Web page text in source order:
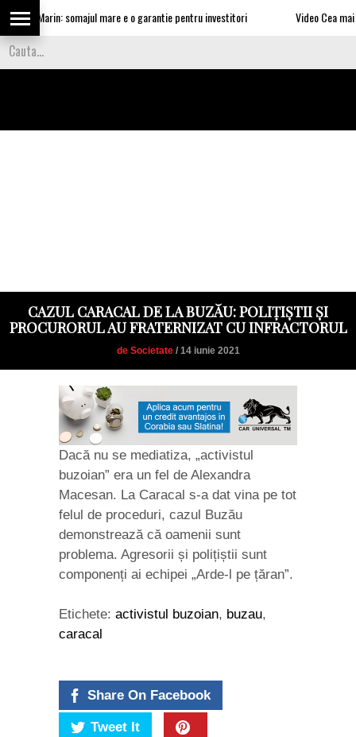
Marin: somajul mare e o garantie pentru investitori Video Cea mai
CAZUL CARACAL DE LA BUZĂU: POLIȚIȘTII ȘI
PROCURORUL AU FRATERNIZAT CU INFRACTORUL
de Societate/ 14 iunie 2021
Dacă nu se mediatiza, „activistul
buzoian” era un fel de Alexandra
Macesan. La Caracal s-a dat vina pe tot
felul de proceduri, cazul Buzău
demonstrează că oamenii sunt
problema. Agresorii și polițiștii sunt
componenți ai echipei „Arde-l pe țăran”.
Etichete: activistul buzoian, buzau,
caracal
Share On Facebook
Tweet It